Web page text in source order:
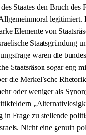
Staates den Bruch des
legitimiert.
Elemente von
Staatsgründung
waren die
Staatsräson sogar eng
die Merkel’sche
oder weniger als
in Frage zu stellende
Nicht eine genuin